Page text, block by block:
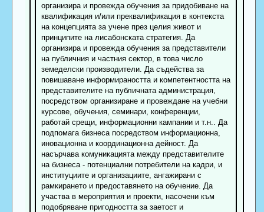
организира и провежда обучения за придобиване на
квалификация и/или преквалификация в контекста
на концепцията за учене през целия живот и
принципите на лисабонската стратегия. Да
организира и провежда обучения за представители
на публичния и частния сектор, в това число
земеделски производители. Да съдейства за
повишаване информираността и компетентността на
представителите на публичната администрация,
посредством организиране и провеждане на учебни
курсове, обучения, семинари, конференции,
работай срещи, информационни кампании и т.н.. Да
подпомага бизнеса посредством информационна,
иновационна и координационна дейност. Да
насърчава комуникацията между представителите
на бизнеса - потенциални потребители на кадри, и
институциите и организациите, ангажирани с
рамкирането и предоставянето на обучение. Да
участва в мероприятия и проекти, насочени към
подобряване пригодността за заетост и